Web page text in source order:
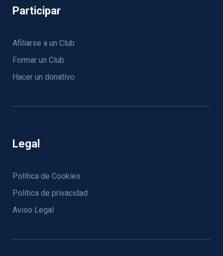
Participar
Afiliarse a un Club
Formar un Club
Hacer un donativo
Legal
Política de Cookies
Política de privacidad
Aviso Legal